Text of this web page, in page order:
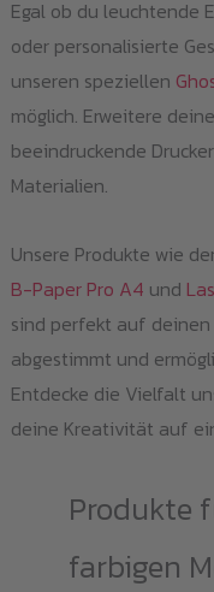
Egal ob du leuchtende
oder personalisierte
unseren speziellen
möglich. Erweitere
beeindruckende
Materialien.
Unsere Produkte wie
B-Paper Pro A4 und
sind perfekt auf deinen
abgestimmt und
Entdecke die Vielfalt
deine Kreativität auf
Produkte
farbigen